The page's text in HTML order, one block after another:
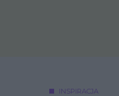
INSPIRACJA